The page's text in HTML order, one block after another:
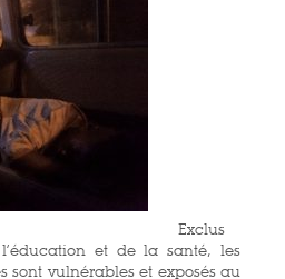
Exclus
et de la santé, les
sont vulnérables et exposés au